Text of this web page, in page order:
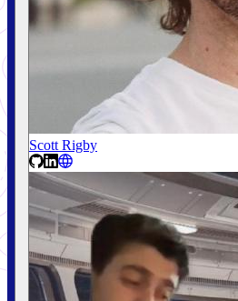
Scott Rigby